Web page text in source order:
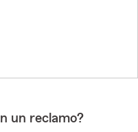
un reclamo?